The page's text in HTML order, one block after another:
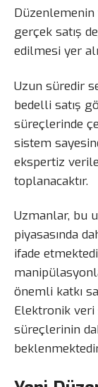
Düzenlemenin
gerçek satış
edilmesi yer
Uzun süredir
bedelli satış
süreçlerinde
sistem
ekspertiz
toplanacaktır.
Uzmanlar, bu
piyasasında
ifade
önemli katkı
Elektronik
süreçlerinin